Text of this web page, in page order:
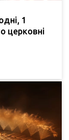
1
церковні